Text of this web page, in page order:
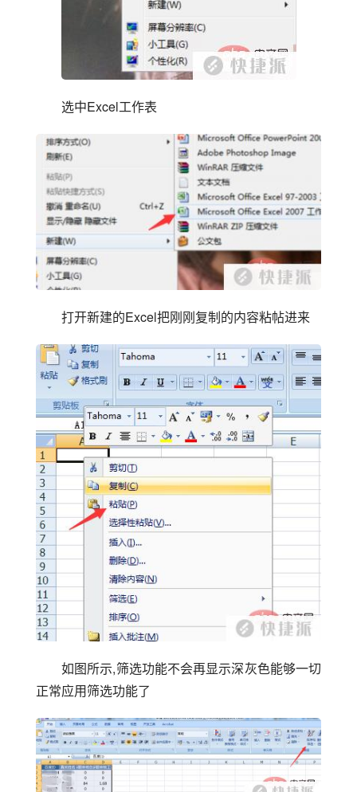
选中Excel工作表
打开新建的Excel把刚刚复制的内容粘帖进来
如图所示,筛选功能不会再显示深灰色能够一切
正常应用筛选功能了